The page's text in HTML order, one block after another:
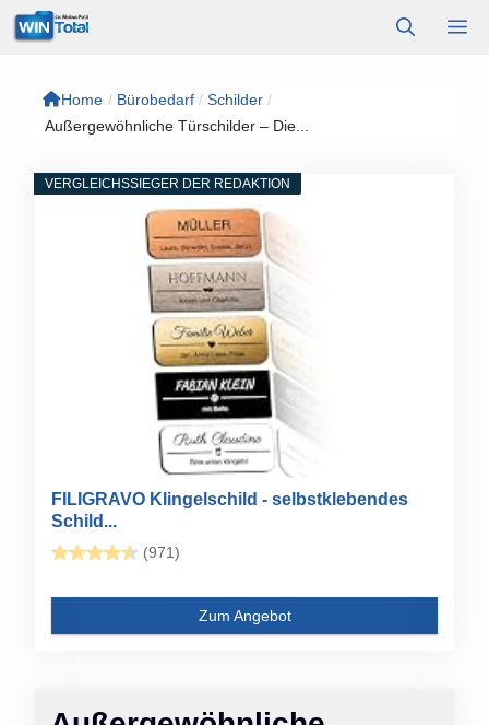
Zum
Inhalt
Home / Bürobedarf / Schilder /
Außergewöhnliche Türschilder – Die...
VERGLEICHSSIEGER DER REDAKTION
FILIGRAVO Klingelschild - selbstklebendes
Schild...
(971)
Zum Angebot